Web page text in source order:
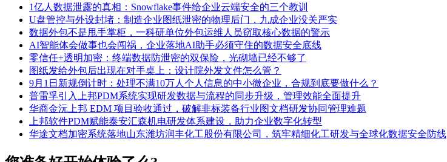
1亿人数据泄露的真相：Snowflake事件给企业云端安全的三个教训
U盘管控与外设封堵：制造企业图纸泄密的物理后门，九成企业没关严实
数据外包不是甩手掌柜，一科研单位外包运维人员窃取核心数据的警示
AI智能体会做事也会闯祸，企业落地AI助手必须守住的数据安全底线
零信任+透明加密：终端数据防泄密的双保险，光砌墙已经不够了
图纸发给外包后出现在对手桌上：设计院外发文件怎么管？
9月1日新规倒计时：处理不满10万人个人信息的中小微企业，合规到底要做什么？
普雷孚引入上邦PDM系统实现研发数据与流程的同步升级，管理效能全面提升
华商金沅上邦 EDM 项目验收通过，破解非标装备行业图文档研发协同管理难题
上邦软件PDM赋能泰安汇森机电研发体系建设，助力企业数字化转型
华途文档加密系统落地山东潍坊润丰化工股份有限公司，筑牢精细化工研发与全球化数据安全防线